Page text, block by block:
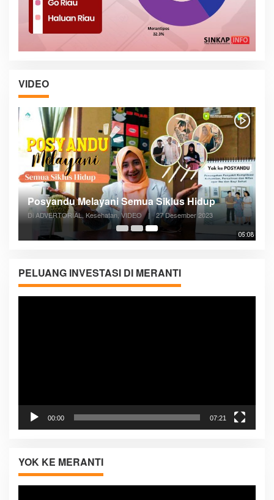
VIDEO
05:08
Posyandu Melayani Semua Siklus Hidup
Di ADVERTORIAL, Kesehatan, VIDEO | 27 Desember 2023
PELUANG INVESTASI DI MERANTI
00:00 07:21
YOK KE MERANTI